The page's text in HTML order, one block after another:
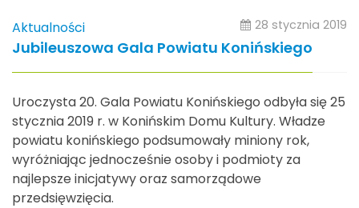
Aktualności 28 stycznia 2019
Jubileuszowa Gala Powiatu Konińskiego
Uroczysta 20. Gala Powiatu Konińskiego odbyła się 25
stycznia 2019 r. w Konińskim Domu Kultury. Władze
powiatu konińskiego podsumowały miniony rok,
wyróżniając jednocześnie osoby i podmioty za
najlepsze inicjatywy oraz samorządowe
przedsięwzięcia.